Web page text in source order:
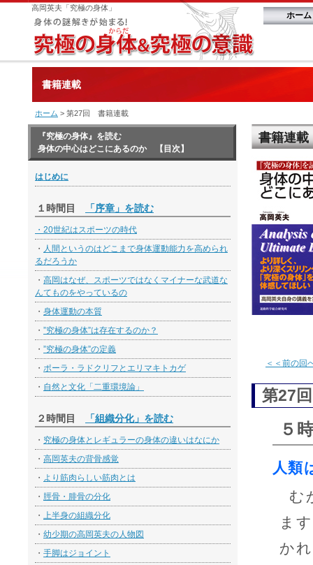
高岡英夫「究極の身体」
ホーム
書籍連載
ホーム > 第27回 書籍連載
『究極の身体』を読む
身体の中心はどこにあるのか 【目次】
はじめに
１時間目 「序章」を読む
・ 20世紀はスポーツの時代
・ 人間というのはどこまで身体運動能力を高められ
るだろうか
・ 高岡はなぜ、スポーツではなくマイナーな武道な
んてものをやっているの
・ 身体運動の本質
・ ”究極の身体”は存在するのか？
・ ”究極の身体”の定義
・ ポーラ・ラドクリフとエリマキトカゲ
・ 自然と文化「二重環境論」
２時間目 「組織分化」を読む
・ 究極の身体とレギュラーの身体の違いはなにか
・ 高岡英夫の背骨感覚
・ より筋肉らしい筋肉とは
・ 脛骨・腓骨の分化
・ 上半身の組織分化
・ 幼少期の高岡英夫の人物図
・ 手脚はジョイント
書籍連
＜＜前の回
第27
５
人類
む
ま
か